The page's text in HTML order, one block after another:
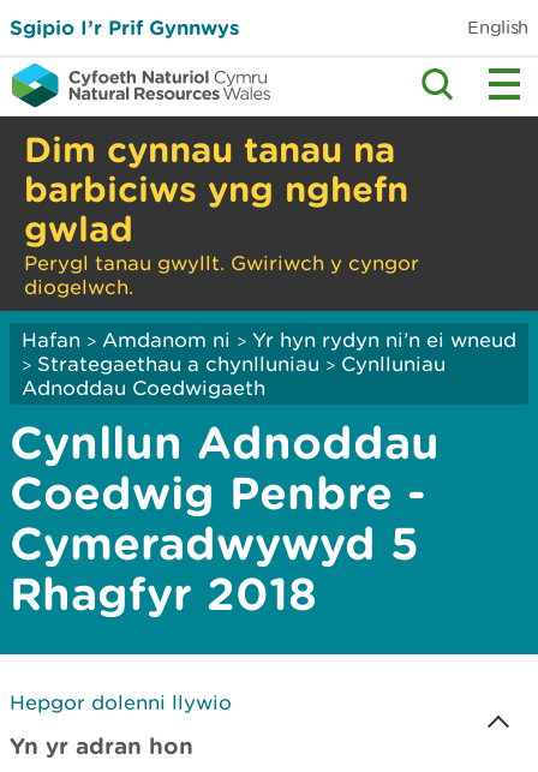
Sgipio I’r Prif Gynnwys English
Dim cynnau tanau na
barbiciws yng nghefn
gwlad
Perygl tanau gwyllt. Gwiriwch y cyngor
diogelwch.
Hafan > Amdanom ni > Yr hyn rydyn ni’n ei wneud
> Strategaethau a chynlluniau > Cynlluniau
Adnoddau Coedwigaeth
Cynllun Adnoddau
Coedwig Penbre -
Cymeradwywyd 5
Rhagfyr 2018
Hepgor dolenni llywio
Yn yr adran hon